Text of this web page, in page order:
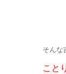
そんな
こと